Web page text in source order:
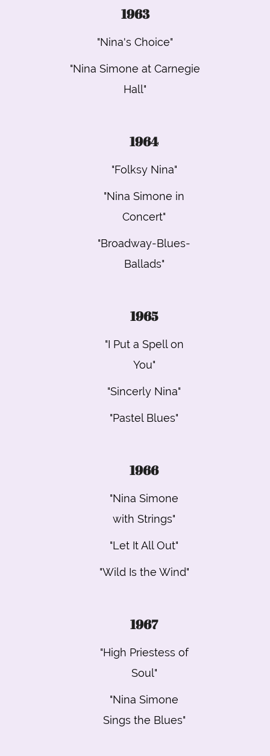
1963
"Nina's Choice"
"Nina Simone at Carnegie
Hall"
1964
"Folksy Nina"
"Nina Simone in
Concert"
"Broadway-Blues-
Ballads"
1965
"I Put a Spell on
You"
"Sincerly Nina"
"Pastel Blues"
1966
"Nina Simone
with Strings"
"Let It All Out"
"Wild Is the Wind"
1967
"High Priestess of
Soul"
"Nina Simone
Sings the Blues"